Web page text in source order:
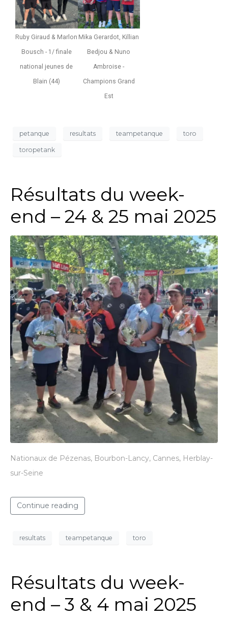
Ruby Giraud & Marlon
Bousch - 1/ finale
national jeunes de
Blain (44)
Mika Gerardot, Killian
Bedjou & Nuno
Ambroise -
Champions Grand
Est
petanque resultats teampetanque toro
toropetank
Résultats du week-
end – 24 & 25 mai 2025
Nationaux de Pézenas, Bourbon-Lancy, Cannes, Herblay-
sur-Seine
Continue reading
resultats teampetanque toro
Résultats du week-
end – 3 & 4 mai 2025